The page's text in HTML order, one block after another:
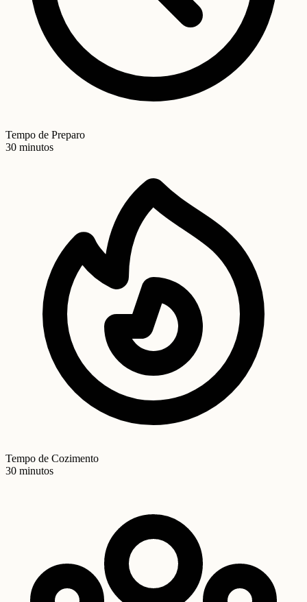
Tempo de Preparo
30 minutos
Tempo de Cozimento
30 minutos